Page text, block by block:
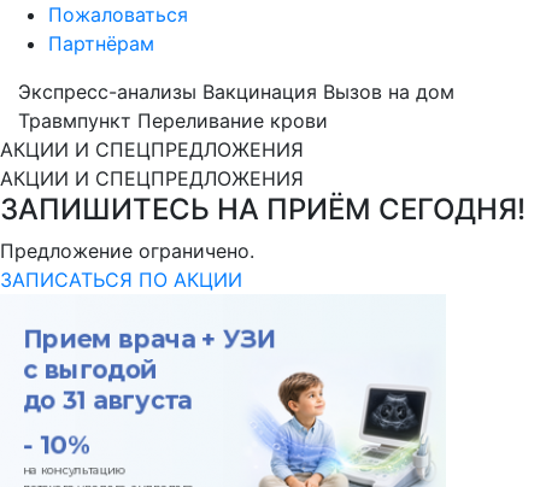
Пожаловаться
Партнёрам
Экспресс-анализы Вакцинация Вызов на дом
Травмпункт Переливание крови
АКЦИИ И СПЕЦПРЕДЛОЖЕНИЯ
АКЦИИ И СПЕЦПРЕДЛОЖЕНИЯ
ЗАПИШИТЕСЬ НА ПРИЁМ СЕГОДНЯ!
Предложение ограничено.
ЗАПИСАТЬСЯ ПО АКЦИИ